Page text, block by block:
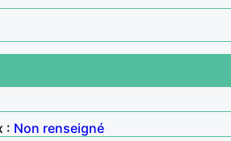
: Non renseigné